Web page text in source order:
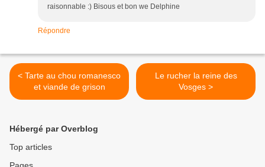
raisonnable :) Bisous et bon we Delphine
Répondre
< Tarte au chou romanesco
et viande de grison
Le rucher la reine des
Vosges >
Hébergé par Overblog
Top articles